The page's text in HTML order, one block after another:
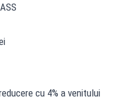
cu 4% a venitului